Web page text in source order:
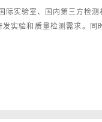
实验室、国内第三方检
实验和质量检测需求。同